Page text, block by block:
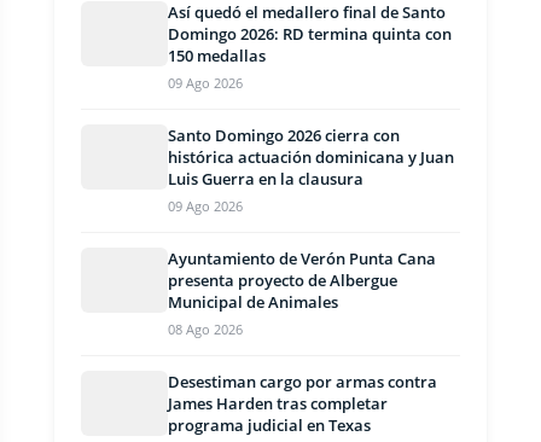
Así quedó el medallero final de Santo
Domingo 2026: RD termina quinta con
150 medallas
09 Ago 2026
Santo Domingo 2026 cierra con
histórica actuación dominicana y Juan
Luis Guerra en la clausura
09 Ago 2026
Ayuntamiento de Verón Punta Cana
presenta proyecto de Albergue
Municipal de Animales
08 Ago 2026
Desestiman cargo por armas contra
James Harden tras completar
programa judicial en Texas